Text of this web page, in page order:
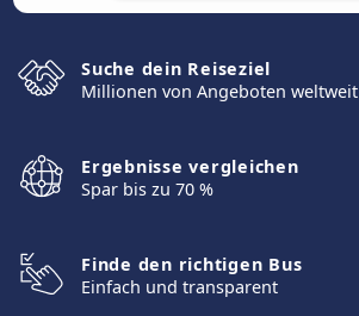
Suche dein Reiseziel
Millionen von Angeboten weltweit
Ergebnisse vergleichen
Spar bis zu 70 %
Finde den richtigen Bus
Einfach und transparent